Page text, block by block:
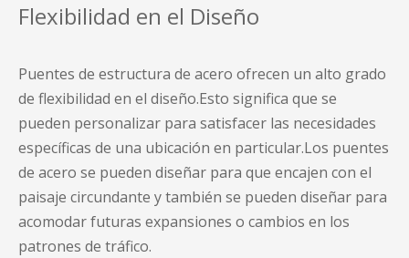
Flexibilidad en el Diseño
Puentes de estructura de acero ofrecen un alto grado
de flexibilidad en el diseño.Esto significa que se
pueden personalizar para satisfacer las necesidades
específicas de una ubicación en particular.Los puentes
de acero se pueden diseñar para que encajen con el
paisaje circundante y también se pueden diseñar para
acomodar futuras expansiones o cambios en los
patrones de tráfico.